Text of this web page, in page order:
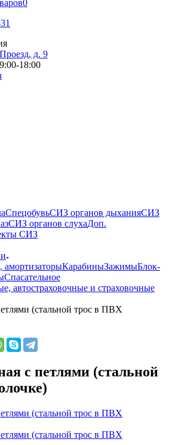
0
д. 9
18:00
СпецобувьСИЗ органов дыханияСИЗ
СИЗ органов слухаДоп.
СИЗ
КарабиныЗажимыБлок-
Спасательное
автостраховочные и страховочные
(стальной трос в ПВХ
с петлями (стальной